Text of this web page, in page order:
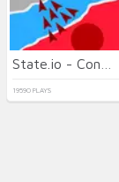
19590 PLAYS